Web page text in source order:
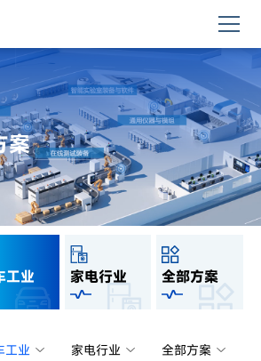
案
工业 家电行业 全部方案
工业 家电行业 全部方案